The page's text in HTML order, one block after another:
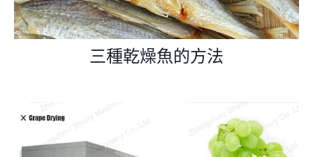
三種乾燥魚的方法